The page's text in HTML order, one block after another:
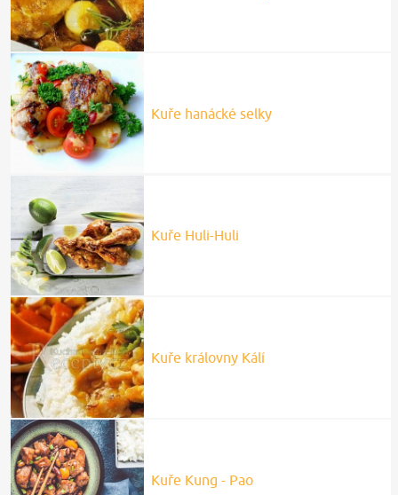
Kuře hanácké selky
Kuře Huli-Huli
Kuře královny Kálí
Kuře Kung - Pao